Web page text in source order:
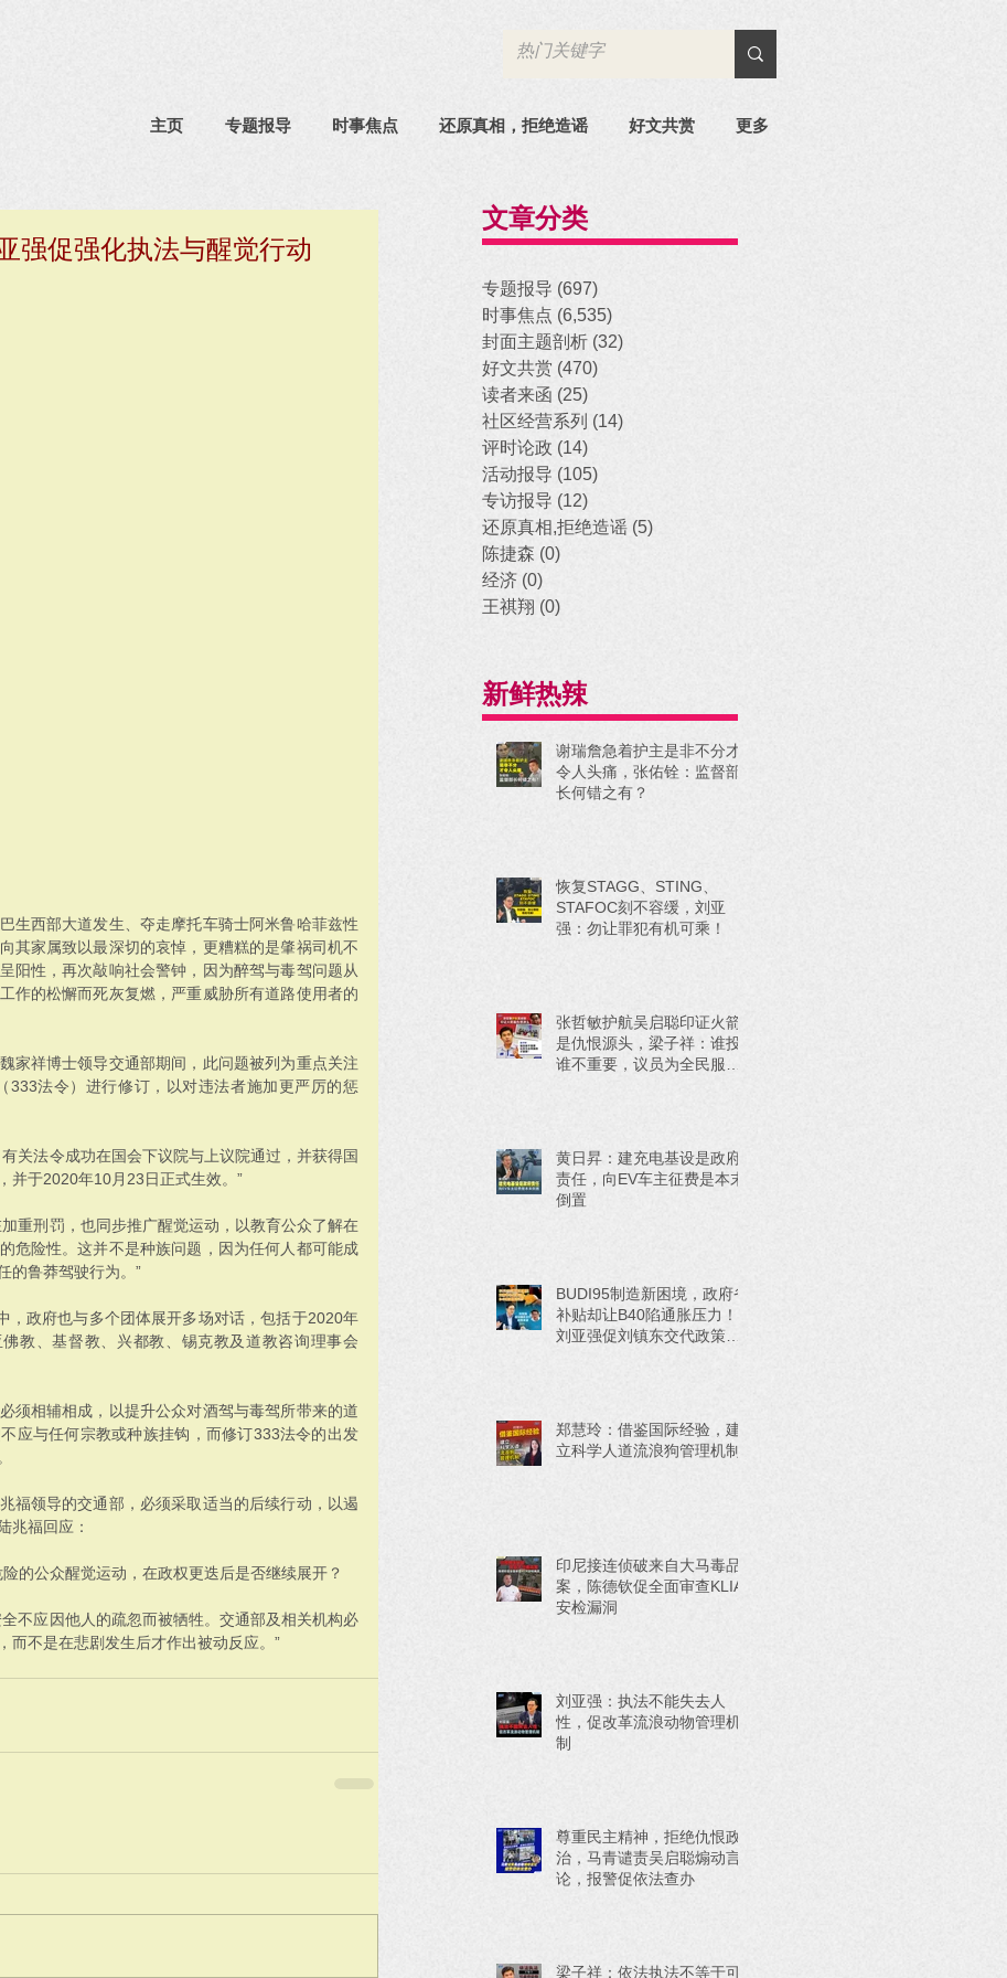
主页 专题报导 时事焦点 还原真相，拒绝造谣 好文共赏 更多
强促强化执法与醒觉行动
生西部大道发生、夺走摩托车骑士阿米鲁哈菲兹性
其家属致以最深切的哀悼，更糟糕的是肇祸司机不
阳性，再次敲响社会警钟，因为醉驾与毒驾问题从
作的松懈而死灰复燃，严重威胁所有道路使用者的
家祥博士领导交通部期间，此问题被列为重点关注
333法令）进行修订，以对违法者施加更严厉的惩
关法令成功在国会下议院与上议院通过，并获得国
并于2020年10月23日正式生效。”
重刑罚，也同步推广醒觉运动，以教育公众了解在
危险性。这并不是种族问题，因为任何人都可能成
的鲁莽驾驶行为。”
，政府也与多个团体展开多场对话，包括于2020年
教、基督教、兴都教、锡克教及道教咨询理事会
须相辅相成，以提升公众对酒驾与毒驾所带来的道
应与任何宗教或种族挂钩，而修订333法令的出发
福领导的交通部，必须采取适当的后续行动，以遏
兆福回应：
的公众醒觉运动，在政权更迭后是否继续展开？
不应因他人的疏忽而被牺牲。交通部及相关机构必
而不是在悲剧发生后才作出被动反应。”
文章分类
专题报导 (697)
时事焦点 (6,535)
封面主题剖析 (32)
好文共赏 (470)
读者来函 (25)
社区经营系列 (14)
评时论政 (14)
活动报导 (105)
专访报导 (12)
还原真相,拒绝造谣 (5)
陈捷森 (0)
经济 (0)
王祺翔 (0)
新鲜热辣
谢瑞詹急着护主是非不分才
令人头痛，张佑铨：监督部
长何错之有？
恢复STAGG、STING、
STAFOC刻不容缓，刘亚
强：勿让罪犯有机可乘！
张哲敏护航吴启聪印证火箭
是仇恨源头，梁子祥：谁投
谁不重要，议员为全民服务
黄日昇：建充电基设是政府
责任，向EV车主征费是本末
倒置
BUDI95制造新困境，政府省
补贴却让B40陷通胀压力！
刘亚强促刘镇东交代政策来
郑慧玲：借鉴国际经验，建
立科学人道流浪狗管理机制
印尼接连侦破来自大马毒品
案，陈德钦促全面审查KLIA
安检漏洞
刘亚强：执法不能失去人
性，促改革流浪动物管理机
制
尊重民主精神，拒绝仇恨政
治，马青谴责吴启聪煽动言
论，报警促依法查办
梁子祥：依法执法不等于可